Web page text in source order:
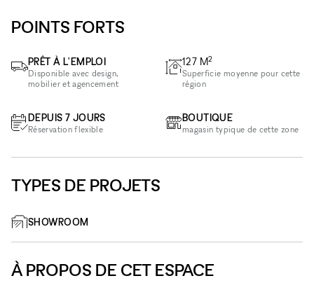
POINTS FORTS
PRÊT À L'EMPLOI
Disponible avec design,
mobilier et agencement
DEPUIS 7 JOURS
Réservation flexible
127 M2
Superficie moyenne pour cette
région
BOUTIQUE
magasin typique de cette zone
TYPES DE PROJETS
SHOWROOM
À PROPOS DE CET ESPACE